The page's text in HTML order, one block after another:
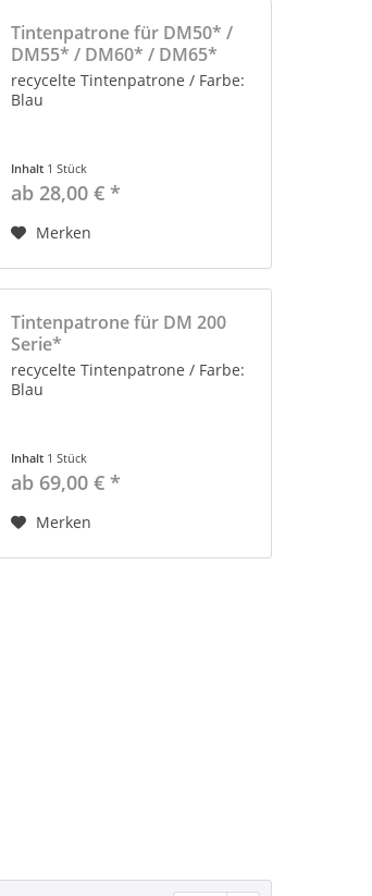
Tintenpatrone für DM50* /
DM55* / DM60* / DM65*
recycelte Tintenpatrone / Farbe:
Blau
Inhalt 1 Stück
ab 28,00 € *
Merken
Tintenpatrone für DM 200
Serie*
recycelte Tintenpatrone / Farbe:
Blau
Inhalt 1 Stück
ab 69,00 € *
Merken